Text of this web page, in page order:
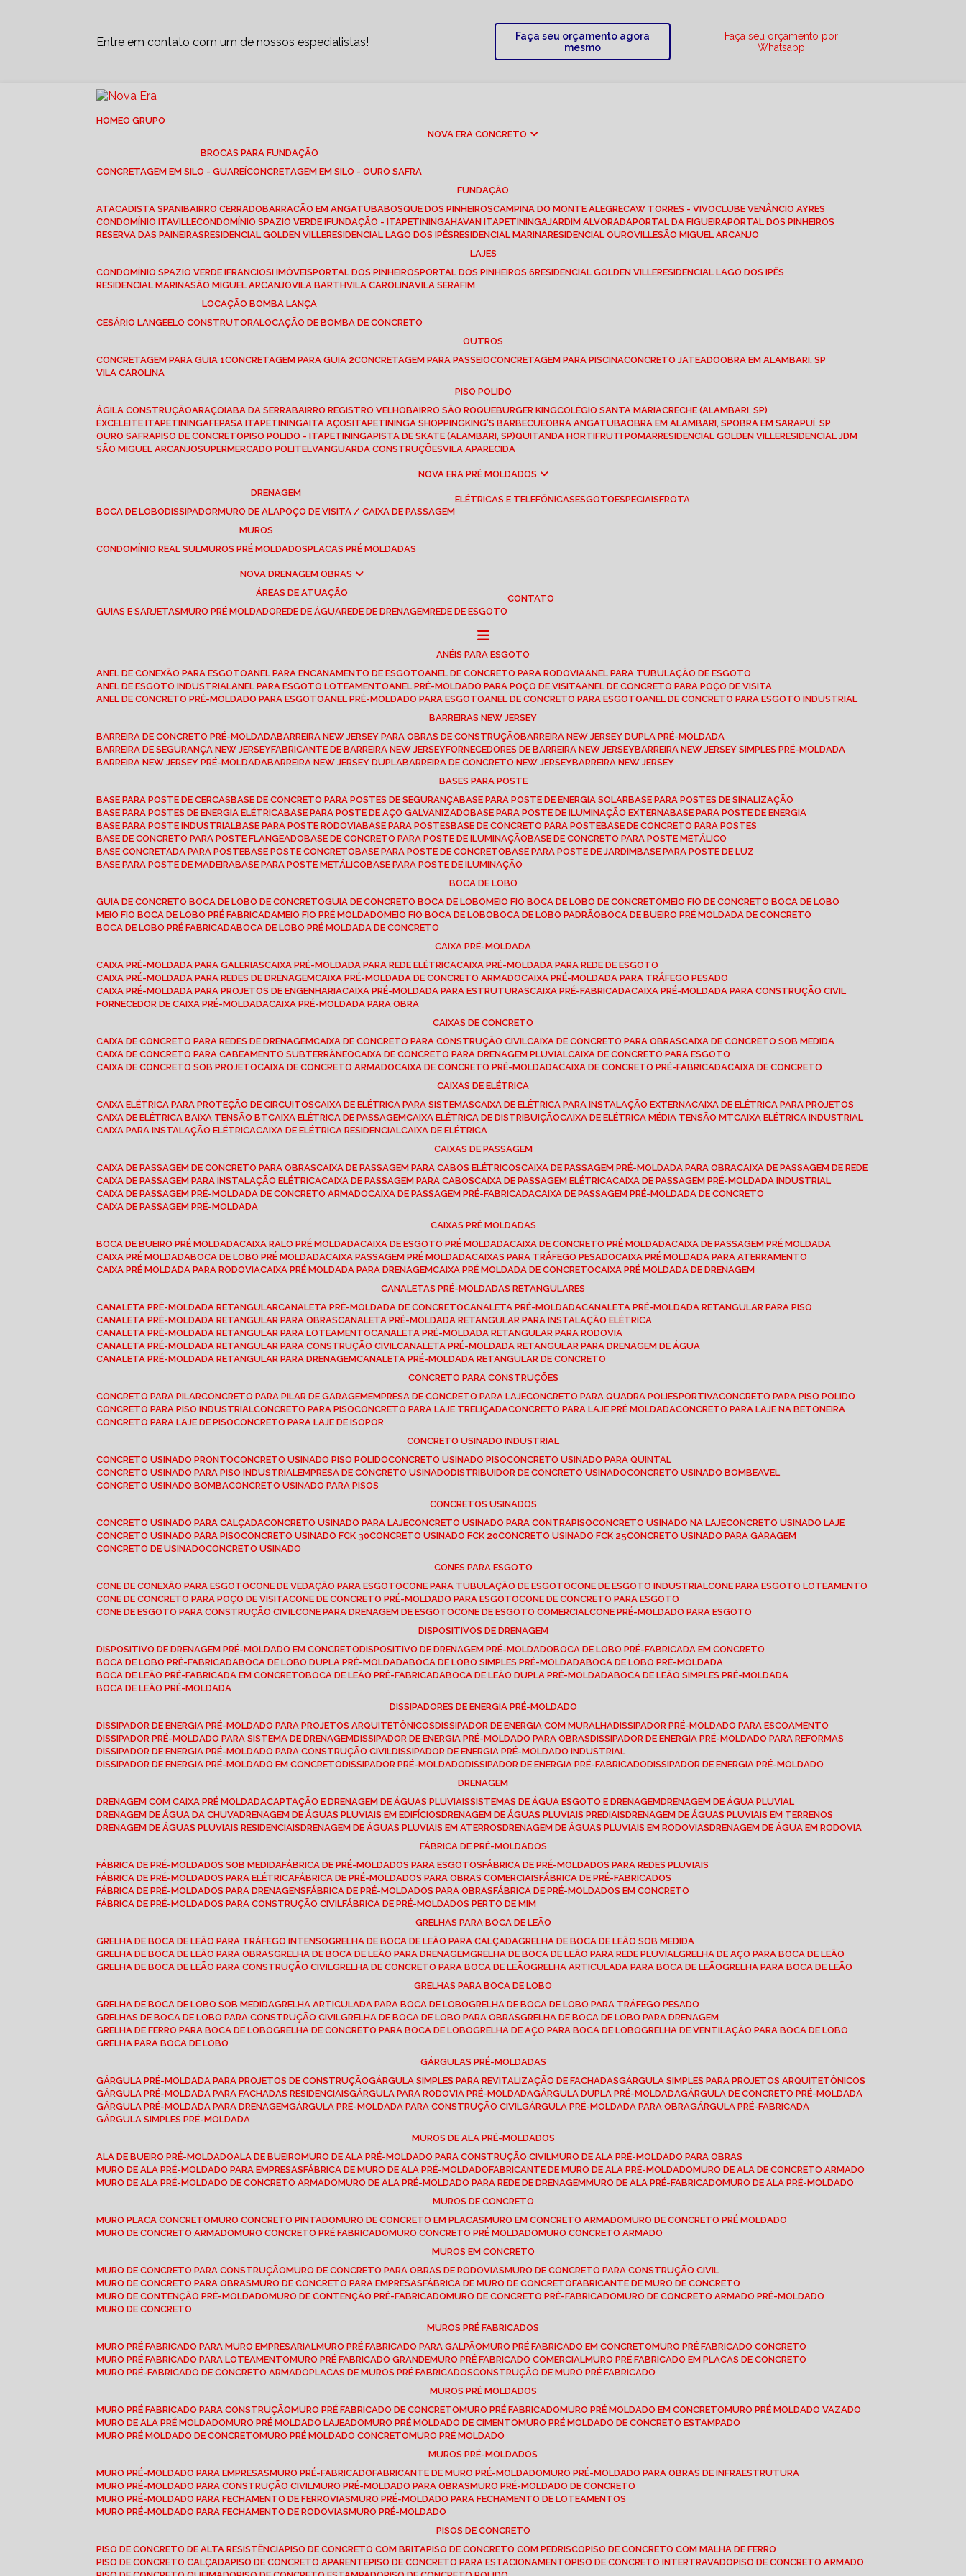
Entre em contato com um de nossos especialistas!
Faça seu orçamento agora
mesmo
Faça seu orçamento por
Whatsapp
HOME
O GRUPO
NOVA ERA CONCRETO
BROCAS PARA FUNDAÇÃO
CONCRETAGEM EM SILO - GUAREÍ CONCRETAGEM EM SILO - OURO SAFRA
FUNDAÇÃO
ATACADISTA SPANI BAIRRO CERRADO BARRACÃO EM ANGATUBA BOSQUE DOS PINHEIROS CAMPINA DO MONTE ALEGRE CAW TORRES - VIVO CLUBE VENÂNCIO AYRES
CONDOMÍNIO ITAVILLE CONDOMÍNIO SPAZIO VERDE I FUNDAÇÃO - ITAPETININGA HAVAN ITAPETININGA JARDIM ALVORADA PORTAL DA FIGUEIRA PORTAL DOS PINHEIROS
RESERVA DAS PAINEIRAS RESIDENCIAL GOLDEN VILLE RESIDENCIAL LAGO DOS IPÊS RESIDENCIAL MARINA RESIDENCIAL OUROVILLE SÃO MIGUEL ARCANJO
LAJES
CONDOMÍNIO SPAZIO VERDE I FRANCIOSI IMÓVEIS PORTAL DOS PINHEIROS PORTAL DOS PINHEIROS 6 RESIDENCIAL GOLDEN VILLE RESIDENCIAL LAGO DOS IPÊS
RESIDENCIAL MARINA SÃO MIGUEL ARCANJO VILA BARTH VILA CAROLINA VILA SERAFIM
LOCAÇÃO BOMBA LANÇA
CESÁRIO LANGE ELO CONSTRUTORA LOCAÇÃO DE BOMBA DE CONCRETO
OUTROS
CONCRETAGEM PARA GUIA 1 CONCRETAGEM PARA GUIA 2 CONCRETAGEM PARA PASSEIO CONCRETAGEM PARA PISCINA CONCRETO JATEADO
OBRA EM ALAMBARI, SP
VILA CAROLINA
PISO POLIDO
ÁGILA CONSTRUÇÃO ARAÇOIABA DA SERRA BAIRRO REGISTRO VELHO BAIRRO SÃO ROQUE BURGER KING COLÉGIO SANTA MARIA CRECHE (ALAMBARI, SP)
EXCELEITE ITAPETININGA FEPASA ITAPETININGA ITA AÇOS ITAPETININGA SHOPPING KING'S BARBECUE OBRA ANGATUBA OBRA EM ALAMBARI, SP
OBRA EM SARAPUÍ, SP
OURO SAFRA PISO DE CONCRETO PISO POLIDO - ITAPETININGA PISTA DE SKATE (ALAMBARI, SP) QUITANDA HORTIFRUTI POMAR RESIDENCIAL GOLDEN VILLE RESIDENCIAL JDM
SÃO MIGUEL ARCANJO SUPERMERCADO POLITEL VANGUARDA CONSTRUÇÕES VILA APARECIDA
NOVA ERA PRÉ MOLDADOS
DRENAGEM
BOCA DE LOBO DISSIPADOR MURO DE ALA POÇO DE VISITA / CAIXA DE PASSAGEM
ELÉTRICAS E TELEFÔNICAS ESGOTO ESPECIAIS FROTA
MUROS
CONDOMÍNIO REAL SUL
MUROS PRÉ MOLDADOS PLACAS PRÉ MOLDADAS
NOVA DRENAGEM OBRAS
ÁREAS DE ATUAÇÃO
GUIAS E SARJETAS
MURO PRÉ MOLDADO REDE DE ÁGUA REDE DE DRENAGEM REDE DE ESGOTO
CONTATO
ANÉIS PARA ESGOTO
ANEL DE CONEXÃO PARA ESGOTO ANEL PARA ENCANAMENTO DE ESGOTO ANEL DE CONCRETO PARA RODOVIA ANEL PARA TUBULAÇÃO DE ESGOTO
ANEL DE ESGOTO INDUSTRIAL ANEL PARA ESGOTO LOTEAMENTO ANEL PRÉ-MOLDADO PARA POÇO DE VISITA ANEL DE CONCRETO PARA POÇO DE VISITA
ANEL DE CONCRETO PRÉ-MOLDADO PARA ESGOTO ANEL PRÉ-MOLDADO PARA ESGOTO ANEL DE CONCRETO PARA ESGOTO ANEL DE CONCRETO PARA ESGOTO INDUSTRIAL
BARREIRAS NEW JERSEY
BARREIRA DE CONCRETO PRÉ-MOLDADA BARREIRA NEW JERSEY PARA OBRAS DE CONSTRUÇÃO BARREIRA NEW JERSEY DUPLA PRÉ-MOLDADA
BARREIRA DE SEGURANÇA NEW JERSEY FABRICANTE DE BARREIRA NEW JERSEY FORNECEDORES DE BARREIRA NEW JERSEY BARREIRA NEW JERSEY SIMPLES PRÉ-MOLDADA
BARREIRA NEW JERSEY PRÉ-MOLDADA BARREIRA NEW JERSEY DUPLA BARREIRA DE CONCRETO NEW JERSEY BARREIRA NEW JERSEY
BASES PARA POSTE
BASE PARA POSTE DE CERCAS BASE DE CONCRETO PARA POSTES DE SEGURANÇA BASE PARA POSTE DE ENERGIA SOLAR BASE PARA POSTES DE SINALIZAÇÃO
BASE PARA POSTES DE ENERGIA ELÉTRICA BASE PARA POSTE DE AÇO GALVANIZADO BASE PARA POSTE DE ILUMINAÇÃO EXTERNA BASE PARA POSTE DE ENERGIA
BASE PARA POSTE INDUSTRIAL BASE PARA POSTE RODOVIA BASE PARA POSTES BASE DE CONCRETO PARA POSTE BASE DE CONCRETO PARA POSTES
BASE DE CONCRETO PARA POSTE FLANGEADO BASE DE CONCRETO PARA POSTE DE ILUMINAÇÃO BASE DE CONCRETO PARA POSTE METÁLICO
BASE CONCRETADA PARA POSTE BASE POSTE CONCRETO BASE PARA POSTE DE CONCRETO BASE PARA POSTE DE JARDIM BASE PARA POSTE DE LUZ
BASE PARA POSTE DE MADEIRA BASE PARA POSTE METÁLICO BASE PARA POSTE DE ILUMINAÇÃO
BOCA DE LOBO
GUIA DE CONCRETO BOCA DE LOBO DE CONCRETO
GUIA DE CONCRETO BOCA DE LOBO MEIO FIO BOCA DE LOBO DE CONCRETO
MEIO FIO DE CONCRETO BOCA DE LOBO
MEIO FIO BOCA DE LOBO PRÉ FABRICADA
MEIO FIO PRÉ MOLDADO MEIO FIO BOCA DE LOBO BOCA DE LOBO PADRÃO BOCA DE BUEIRO PRÉ MOLDADA DE CONCRETO
BOCA DE LOBO PRÉ FABRICADA BOCA DE LOBO PRÉ MOLDADA DE CONCRETO
CAIXA PRÉ-MOLDADA
CAIXA PRÉ-MOLDADA PARA GALERIAS CAIXA PRÉ-MOLDADA PARA REDE ELÉTRICA CAIXA PRÉ-MOLDADA PARA REDE DE ESGOTO
CAIXA PRÉ-MOLDADA PARA REDES DE DRENAGEM CAIXA PRÉ-MOLDADA DE CONCRETO ARMADO CAIXA PRÉ-MOLDADA PARA TRÁFEGO PESADO
CAIXA PRÉ-MOLDADA PARA PROJETOS DE ENGENHARIA CAIXA PRÉ-MOLDADA PARA ESTRUTURAS CAIXA PRÉ-FABRICADA CAIXA PRÉ-MOLDADA PARA CONSTRUÇÃO CIVIL
FORNECEDOR DE CAIXA PRÉ-MOLDADA CAIXA PRÉ-MOLDADA PARA OBRA
CAIXAS DE CONCRETO
CAIXA DE CONCRETO PARA REDES DE DRENAGEM CAIXA DE CONCRETO PARA CONSTRUÇÃO CIVIL CAIXA DE CONCRETO PARA OBRAS CAIXA DE CONCRETO SOB MEDIDA
CAIXA DE CONCRETO PARA CABEAMENTO SUBTERRÂNEO CAIXA DE CONCRETO PARA DRENAGEM PLUVIAL CAIXA DE CONCRETO PARA ESGOTO
CAIXA DE CONCRETO SOB PROJETO CAIXA DE CONCRETO ARMADO CAIXA DE CONCRETO PRÉ-MOLDADA CAIXA DE CONCRETO PRÉ-FABRICADA CAIXA DE CONCRETO
CAIXAS DE ELÉTRICA
CAIXA ELÉTRICA PARA PROTEÇÃO DE CIRCUITOS CAIXA DE ELÉTRICA PARA SISTEMAS CAIXA DE ELÉTRICA PARA INSTALAÇÃO EXTERNA CAIXA DE ELÉTRICA PARA PROJETOS
CAIXA DE ELÉTRICA BAIXA TENSÃO BT CAIXA ELÉTRICA DE PASSAGEM CAIXA ELÉTRICA DE DISTRIBUIÇÃO CAIXA DE ELÉTRICA MÉDIA TENSÃO MT CAIXA ELÉTRICA INDUSTRIAL
CAIXA PARA INSTALAÇÃO ELÉTRICA CAIXA DE ELÉTRICA RESIDENCIAL CAIXA DE ELÉTRICA
CAIXAS DE PASSAGEM
CAIXA DE PASSAGEM DE CONCRETO PARA OBRAS CAIXA DE PASSAGEM PARA CABOS ELÉTRICOS CAIXA DE PASSAGEM PRÉ-MOLDADA PARA OBRA CAIXA DE PASSAGEM DE REDE
CAIXA DE PASSAGEM PARA INSTALAÇÃO ELÉTRICA CAIXA DE PASSAGEM PARA CABOS CAIXA DE PASSAGEM ELÉTRICA CAIXA DE PASSAGEM PRÉ-MOLDADA INDUSTRIAL
CAIXA DE PASSAGEM PRÉ-MOLDADA DE CONCRETO ARMADO CAIXA DE PASSAGEM PRÉ-FABRICADA CAIXA DE PASSAGEM PRÉ-MOLDADA DE CONCRETO
CAIXA DE PASSAGEM PRÉ-MOLDADA
CAIXAS PRÉ MOLDADAS
BOCA DE BUEIRO PRÉ MOLDADA CAIXA RALO PRÉ MOLDADA CAIXA DE ESGOTO PRÉ MOLDADA CAIXA DE CONCRETO PRÉ MOLDADA CAIXA DE PASSAGEM PRÉ MOLDADA
CAIXA PRÉ MOLDADA BOCA DE LOBO PRÉ MOLDADA CAIXA PASSAGEM PRÉ MOLDADA CAIXAS PARA TRÁFEGO PESADO CAIXA PRÉ MOLDADA PARA ATERRAMENTO
CAIXA PRÉ MOLDADA PARA RODOVIA CAIXA PRÉ MOLDADA PARA DRENAGEM CAIXA PRÉ MOLDADA DE CONCRETO CAIXA PRÉ MOLDADA DE DRENAGEM
CANALETAS PRÉ-MOLDADAS RETANGULARES
CANALETA PRÉ-MOLDADA RETANGULAR CANALETA PRÉ-MOLDADA DE CONCRETO CANALETA PRÉ-MOLDADA CANALETA PRÉ-MOLDADA RETANGULAR PARA PISO
CANALETA PRÉ-MOLDADA RETANGULAR PARA OBRAS CANALETA PRÉ-MOLDADA RETANGULAR PARA INSTALAÇÃO ELÉTRICA
CANALETA PRÉ-MOLDADA RETANGULAR PARA LOTEAMENTO CANALETA PRÉ-MOLDADA RETANGULAR PARA RODOVIA
CANALETA PRÉ-MOLDADA RETANGULAR PARA CONSTRUÇÃO CIVIL CANALETA PRÉ-MOLDADA RETANGULAR PARA DRENAGEM DE ÁGUA
CANALETA PRÉ-MOLDADA RETANGULAR PARA DRENAGEM CANALETA PRÉ-MOLDADA RETANGULAR DE CONCRETO
CONCRETO PARA CONSTRUÇÕES
CONCRETO PARA PILAR CONCRETO PARA PILAR DE GARAGEM EMPRESA DE CONCRETO PARA LAJE CONCRETO PARA QUADRA POLIESPORTIVA CONCRETO PARA PISO POLIDO
CONCRETO PARA PISO INDUSTRIAL CONCRETO PARA PISO CONCRETO PARA LAJE TRELIÇADA CONCRETO PARA LAJE PRÉ MOLDADA CONCRETO PARA LAJE NA BETONEIRA
CONCRETO PARA LAJE DE PISO CONCRETO PARA LAJE DE ISOPOR
CONCRETO USINADO INDUSTRIAL
CONCRETO USINADO PRONTO CONCRETO USINADO PISO POLIDO CONCRETO USINADO PISO CONCRETO USINADO PARA QUINTAL
CONCRETO USINADO PARA PISO INDUSTRIAL EMPRESA DE CONCRETO USINADO DISTRIBUIDOR DE CONCRETO USINADO CONCRETO USINADO BOMBEAVEL
CONCRETO USINADO BOMBA CONCRETO USINADO PARA PISOS
CONCRETOS USINADOS
CONCRETO USINADO PARA CALÇADA CONCRETO USINADO PARA LAJE CONCRETO USINADO PARA CONTRAPISO CONCRETO USINADO NA LAJE CONCRETO USINADO LAJE
CONCRETO USINADO PARA PISO CONCRETO USINADO FCK 30 CONCRETO USINADO FCK 20 CONCRETO USINADO FCK 25 CONCRETO USINADO PARA GARAGEM
CONCRETO DE USINADO CONCRETO USINADO
CONES PARA ESGOTO
CONE DE CONEXÃO PARA ESGOTO CONE DE VEDAÇÃO PARA ESGOTO CONE PARA TUBULAÇÃO DE ESGOTO CONE DE ESGOTO INDUSTRIAL CONE PARA ESGOTO LOTEAMENTO
CONE DE CONCRETO PARA POÇO DE VISITA CONE DE CONCRETO PRÉ-MOLDADO PARA ESGOTO CONE DE CONCRETO PARA ESGOTO
CONE DE ESGOTO PARA CONSTRUÇÃO CIVIL CONE PARA DRENAGEM DE ESGOTO CONE DE ESGOTO COMERCIAL CONE PRÉ-MOLDADO PARA ESGOTO
DISPOSITIVOS DE DRENAGEM
DISPOSITIVO DE DRENAGEM PRÉ-MOLDADO EM CONCRETO DISPOSITIVO DE DRENAGEM PRÉ-MOLDADO BOCA DE LOBO PRÉ-FABRICADA EM CONCRETO
BOCA DE LOBO PRÉ-FABRICADA BOCA DE LOBO DUPLA PRÉ-MOLDADA BOCA DE LOBO SIMPLES PRÉ-MOLDADA BOCA DE LOBO PRÉ-MOLDADA
BOCA DE LEÃO PRÉ-FABRICADA EM CONCRETO BOCA DE LEÃO PRÉ-FABRICADA BOCA DE LEÃO DUPLA PRÉ-MOLDADA BOCA DE LEÃO SIMPLES PRÉ-MOLDADA
BOCA DE LEÃO PRÉ-MOLDADA
DISSIPADORES DE ENERGIA PRÉ-MOLDADO
DISSIPADOR DE ENERGIA PRÉ-MOLDADO PARA PROJETOS ARQUITETÔNICOS DISSIPADOR DE ENERGIA COM MURALHA DISSIPADOR PRÉ-MOLDADO PARA ESCOAMENTO
DISSIPADOR PRÉ-MOLDADO PARA SISTEMA DE DRENAGEM DISSIPADOR DE ENERGIA PRÉ-MOLDADO PARA OBRAS DISSIPADOR DE ENERGIA PRÉ-MOLDADO PARA REFORMAS
DISSIPADOR DE ENERGIA PRÉ-MOLDADO PARA CONSTRUÇÃO CIVIL DISSIPADOR DE ENERGIA PRÉ-MOLDADO INDUSTRIAL
DISSIPADOR DE ENERGIA PRÉ-MOLDADO EM CONCRETO DISSIPADOR PRÉ-MOLDADO DISSIPADOR DE ENERGIA PRÉ-FABRICADO DISSIPADOR DE ENERGIA PRÉ-MOLDADO
DRENAGEM
DRENAGEM COM CAIXA PRÉ MOLDADA CAPTAÇÃO E DRENAGEM DE ÁGUAS PLUVIAIS SISTEMAS DE ÁGUA ESGOTO E DRENAGEM DRENAGEM DE ÁGUA PLUVIAL
DRENAGEM DE ÁGUA DA CHUVA DRENAGEM DE ÁGUAS PLUVIAIS EM EDIFÍCIOS DRENAGEM DE ÁGUAS PLUVIAIS PREDIAIS DRENAGEM DE ÁGUAS PLUVIAIS EM TERRENOS
DRENAGEM DE ÁGUAS PLUVIAIS RESIDENCIAIS DRENAGEM DE ÁGUAS PLUVIAIS EM ATERROS DRENAGEM DE ÁGUAS PLUVIAIS EM RODOVIAS DRENAGEM DE ÁGUA EM RODOVIA
FÁBRICA DE PRÉ-MOLDADOS
FÁBRICA DE PRÉ-MOLDADOS SOB MEDIDA FÁBRICA DE PRÉ-MOLDADOS PARA ESGOTOS FÁBRICA DE PRÉ-MOLDADOS PARA REDES PLUVIAIS
FÁBRICA DE PRÉ-MOLDADOS PARA ELÉTRICA FÁBRICA DE PRÉ-MOLDADOS PARA OBRAS COMERCIAIS FÁBRICA DE PRÉ-FABRICADOS
FÁBRICA DE PRÉ-MOLDADOS PARA DRENAGENS FÁBRICA DE PRÉ-MOLDADOS PARA OBRAS FÁBRICA DE PRÉ-MOLDADOS EM CONCRETO
FÁBRICA DE PRÉ-MOLDADOS PARA CONSTRUÇÃO CIVIL FÁBRICA DE PRÉ-MOLDADOS PERTO DE MIM
GRELHAS PARA BOCA DE LEÃO
GRELHA DE BOCA DE LEÃO PARA TRÁFEGO INTENSO
GRELHA DE BOCA DE LEÃO PARA CALÇADA
GRELHA DE BOCA DE LEÃO SOB MEDIDA
GRELHA DE BOCA DE LEÃO PARA OBRAS
GRELHA DE BOCA DE LEÃO PARA DRENAGEM GRELHA DE BOCA DE LEÃO PARA REDE PLUVIAL
GRELHA DE AÇO PARA BOCA DE LEÃO
GRELHA DE BOCA DE LEÃO PARA CONSTRUÇÃO CIVIL
GRELHA DE CONCRETO PARA BOCA DE LEÃO GRELHA ARTICULADA PARA BOCA DE LEÃO
GRELHA PARA BOCA DE LEÃO
GRELHAS PARA BOCA DE LOBO
GRELHA DE BOCA DE LOBO SOB MEDIDA
GRELHA ARTICULADA PARA BOCA DE LOBO
GRELHA DE BOCA DE LOBO PARA TRÁFEGO PESADO
GRELHAS DE BOCA DE LOBO PARA CONSTRUÇÃO CIVIL
GRELHA DE BOCA DE LOBO PARA OBRAS
GRELHA DE BOCA DE LOBO PARA DRENAGEM
GRELHA DE FERRO PARA BOCA DE LOBO
GRELHA DE CONCRETO PARA BOCA DE LOBO GRELHA DE AÇO PARA BOCA DE LOBO
GRELHA DE VENTILAÇÃO PARA BOCA DE LOBO
GRELHA PARA BOCA DE LOBO
GÁRGULAS PRÉ-MOLDADAS
GÁRGULA PRÉ-MOLDADA PARA PROJETOS DE CONSTRUÇÃO
GÁRGULA SIMPLES PARA REVITALIZAÇÃO DE FACHADAS
GÁRGULA SIMPLES PARA PROJETOS ARQUITETÔNICOS
GÁRGULA PRÉ-MOLDADA PARA FACHADAS RESIDENCIAIS
GÁRGULA PARA RODOVIA PRÉ-MOLDADA GÁRGULA DUPLA PRÉ-MOLDADA
GÁRGULA DE CONCRETO PRÉ-MOLDADA
GÁRGULA PRÉ-MOLDADA PARA DRENAGEM
GÁRGULA PRÉ-MOLDADA PARA CONSTRUÇÃO CIVIL GÁRGULA PRÉ-MOLDADA PARA OBRA
GÁRGULA PRÉ-FABRICADA
GÁRGULA SIMPLES PRÉ-MOLDADA
MUROS DE ALA PRÉ-MOLDADOS
ALA DE BUEIRO PRÉ-MOLDADO ALA DE BUEIRO MURO DE ALA PRÉ-MOLDADO PARA CONSTRUÇÃO CIVIL
MURO DE ALA PRÉ-MOLDADO PARA OBRAS
MURO DE ALA PRÉ-MOLDADO PARA EMPRESAS FÁBRICA DE MURO DE ALA PRÉ-MOLDADO FABRICANTE DE MURO DE ALA PRÉ-MOLDADO
MURO DE ALA DE CONCRETO ARMADO
MURO DE ALA PRÉ-MOLDADO DE CONCRETO ARMADO
MURO DE ALA PRÉ-MOLDADO PARA REDE DE DRENAGEM MURO DE ALA PRÉ-FABRICADO
MURO DE ALA PRÉ-MOLDADO
MUROS DE CONCRETO
MURO PLACA CONCRETO
MURO CONCRETO PINTADO MURO DE CONCRETO EM PLACAS MURO EM CONCRETO ARMADO
MURO DE CONCRETO PRÉ MOLDADO
MURO DE CONCRETO ARMADO
MURO CONCRETO PRÉ FABRICADO MURO CONCRETO PRÉ MOLDADO
MURO CONCRETO ARMADO
MUROS EM CONCRETO
MURO DE CONCRETO PARA CONSTRUÇÃO
MURO DE CONCRETO PARA OBRAS DE RODOVIAS
MURO DE CONCRETO PARA CONSTRUÇÃO CIVIL
MURO DE CONCRETO PARA OBRAS
MURO DE CONCRETO PARA EMPRESAS FÁBRICA DE MURO DE CONCRETO FABRICANTE DE MURO DE CONCRETO
MURO DE CONTENÇÃO PRÉ-MOLDADO
MURO DE CONTENÇÃO PRÉ-FABRICADO MURO DE CONCRETO PRÉ-FABRICADO
MURO DE CONCRETO ARMADO PRÉ-MOLDADO
MURO DE CONCRETO
MUROS PRÉ FABRICADOS
MURO PRÉ FABRICADO PARA MURO EMPRESARIAL
MURO PRÉ FABRICADO PARA GALPÃO MURO PRÉ FABRICADO EM CONCRETO
MURO PRÉ FABRICADO CONCRETO
MURO PRÉ FABRICADO PARA LOTEAMENTO
MURO PRÉ FABRICADO GRANDE MURO PRÉ FABRICADO COMERCIAL
MURO PRÉ FABRICADO EM PLACAS DE CONCRETO
MURO PRÉ-FABRICADO DE CONCRETO ARMADO PLACAS DE MUROS PRÉ FABRICADOS CONSTRUÇÃO DE MURO PRÉ FABRICADO
MUROS PRÉ MOLDADOS
MURO PRÉ FABRICADO PARA CONSTRUÇÃO
MURO PRÉ FABRICADO DE CONCRETO MURO PRÉ FABRICADO MURO PRÉ MOLDADO EM CONCRETO
MURO PRÉ MOLDADO VAZADO
MURO DE ALA PRÉ MOLDADO
MURO PRÉ MOLDADO LAJEADO MURO PRÉ MOLDADO DE CIMENTO
MURO PRÉ MOLDADO DE CONCRETO ESTAMPADO
MURO PRÉ MOLDADO DE CONCRETO
MURO PRÉ MOLDADO CONCRETO
MURO PRÉ MOLDADO
MUROS PRÉ-MOLDADOS
MURO PRÉ-MOLDADO PARA EMPRESAS
MURO PRÉ-FABRICADO FABRICANTE DE MURO PRÉ-MOLDADO
MURO PRÉ-MOLDADO PARA OBRAS DE INFRAESTRUTURA
MURO PRÉ-MOLDADO PARA CONSTRUÇÃO CIVIL
MURO PRÉ-MOLDADO PARA OBRAS
MURO PRÉ-MOLDADO DE CONCRETO
MURO PRÉ-MOLDADO PARA FECHAMENTO DE FERROVIAS
MURO PRÉ-MOLDADO PARA FECHAMENTO DE LOTEAMENTOS
MURO PRÉ-MOLDADO PARA FECHAMENTO DE RODOVIAS
MURO PRÉ-MOLDADO
PISOS DE CONCRETO
PISO DE CONCRETO DE ALTA RESISTÊNCIA PISO DE CONCRETO COM BRITA PISO DE CONCRETO COM PEDRISCO PISO DE CONCRETO COM MALHA DE FERRO
PISO DE CONCRETO CALÇADA PISO DE CONCRETO APARENTE PISO DE CONCRETO PARA ESTACIONAMENTO PISO DE CONCRETO INTERTRAVADO PISO DE CONCRETO ARMADO